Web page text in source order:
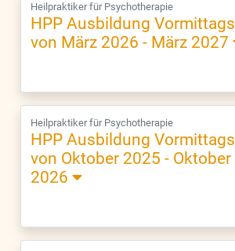
Heilpraktiker für Psychotherapie
HPP Ausbildung Vormittags
von März 2026 - März 2027
Heilpraktiker für Psychotherapie
HPP Ausbildung Vormittags
von Oktober 2025 - Oktober
2026